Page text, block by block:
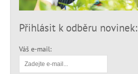
Přihlásit k odběru novinek:
Váš e-mail: